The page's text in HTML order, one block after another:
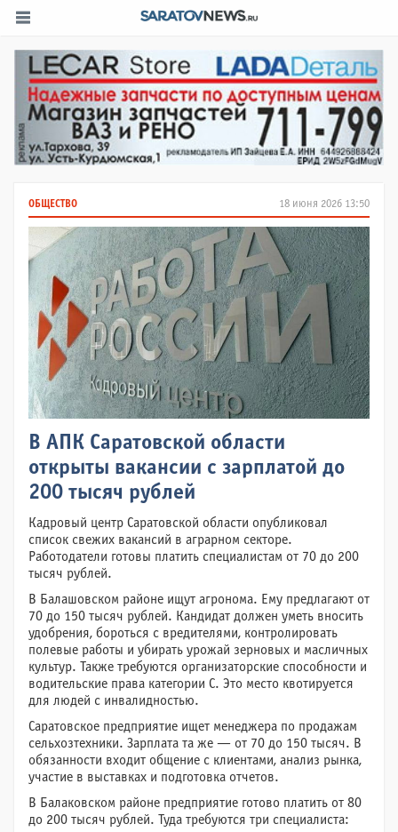
18 июня 2026 13:50
ОБЩЕСТВО
В АПК Саратовской области
открыты вакансии с зарплатой до
200 тысяч рублей
Кадровый центр Саратовской области опубликовал
список свежих вакансий в аграрном секторе.
Работодатели готовы платить специалистам от 70 до 200
тысяч рублей.
В Балашовском районе ищут агронома. Ему предлагают от
70 до 150 тысяч рублей. Кандидат должен уметь вносить
удобрения, бороться с вредителями, контролировать
полевые работы и убирать урожай зерновых и масличных
культур. Также требуются организаторские способности и
водительские права категории С. Это место квотируется
для людей с инвалидностью.
Саратовское предприятие ищет менеджера по продажам
сельхозтехники. Зарплата та же — от 70 до 150 тысяч. В
обязанности входит общение с клиентами, анализ рынка,
участие в выставках и подготовка отчетов.
В Балаковском районе предприятие готово платить от 80
до 200 тысяч рублей. Туда требуются три специалиста: